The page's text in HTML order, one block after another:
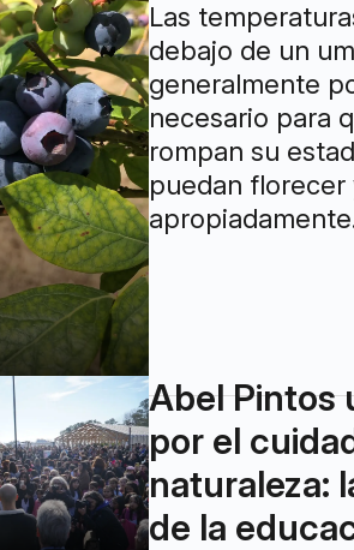
Las
debajo de un
generalmente
necesario para
rompan su
puedan
Abel Pintos
por el
naturaleza:
de la